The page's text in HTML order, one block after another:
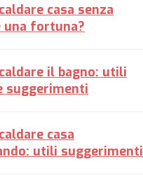
casa senza
una fortuna?
il bagno: utili
suggerimenti
casa
utili suggerimenti